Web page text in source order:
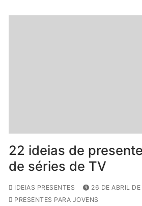
22 ideias de
de séries de TV
IDEIAS PRESENTES
26 DE ABRIL
PRESENTES PARA JOVENS